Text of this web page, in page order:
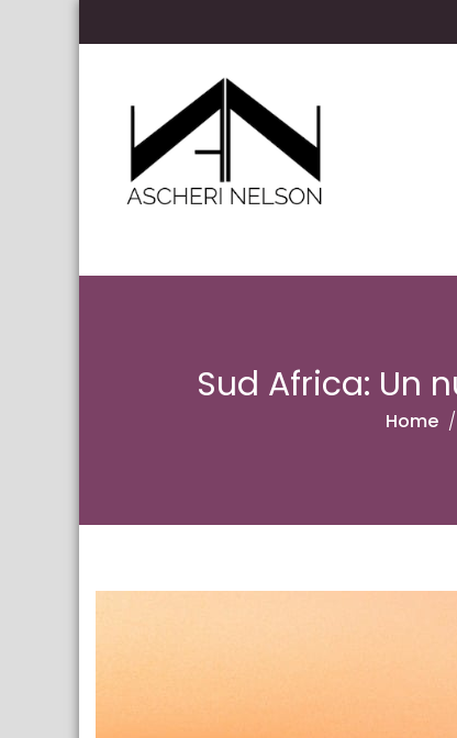
Ascheri Nelson LLP
Sud Africa: Un
Home /